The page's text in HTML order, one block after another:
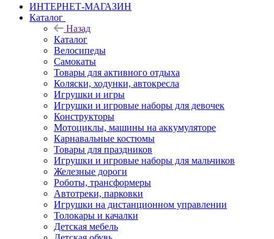
ИНТЕРНЕТ-МАГАЗИН
Каталог
Назад
Каталог
Велосипеды
Самокаты
Товары для активного отдыха
Коляски, ходунки, автокресла
Игрушки и игры
Игрушки и игровые наборы для девочек
Конструкторы
Мотоциклы, машины на аккумуляторе
Карнавальные костюмы
Товары для праздников
Игрушки и игровые наборы для мальчиков
Железные дороги
Роботы, трансформеры
Автотреки, парковки
Игрушки на дистанционном управлении
Толокары и качалки
Детская мебель